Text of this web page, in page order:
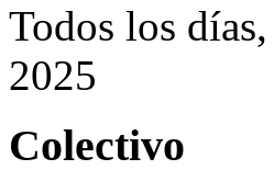
Todos los
2025
Colectivo